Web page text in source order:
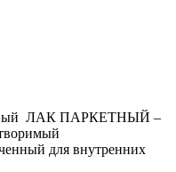
ЛАК ПАРКЕТНЫЙ –
для внутренних